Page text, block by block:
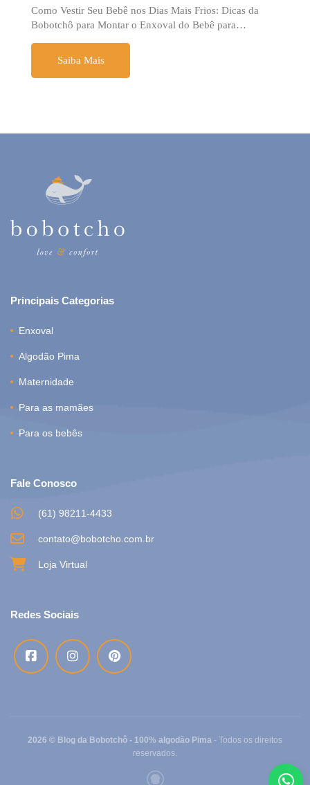
Como Vestir Seu Bebê nos Dias Mais Frios: Dicas da
Bobotchô para Montar o Enxoval do Bebê para…
Saiba Mais
Principais Categorias
Enxoval
Algodão Pima
Maternidade
Para as mamães
Para os bebês
Fale Conosco
(61) 98211-4433
contato@bobotcho.com.br
Loja Virtual
Redes Sociais
2026 © Blog da Bobotchô - 100% algodão Pima - Todos os direitos
reservados.